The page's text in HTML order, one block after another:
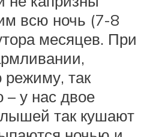
всю ночь (7-8
месяцев. При
режиму, так
– у нас двое
так кушают